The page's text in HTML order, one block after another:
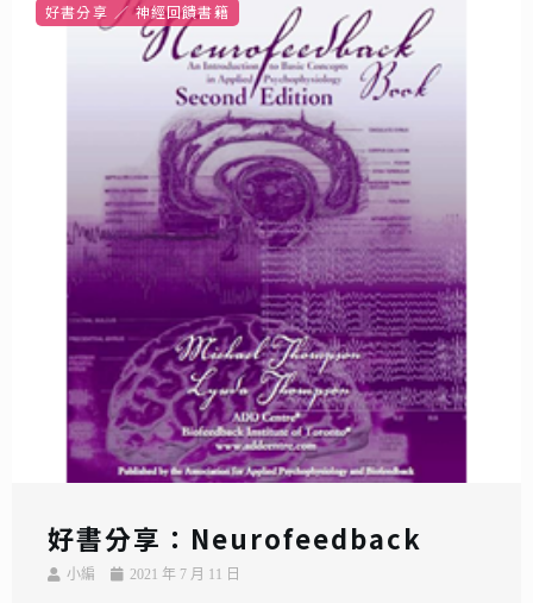
好書分享 神經回饋書籍
好書分享：Neurofeedback
小編 2021 年 7 月 11 日